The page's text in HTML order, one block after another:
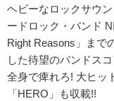
ヘビーなロックサウ
ードロック・バンド
Right Reasons」まで
した待望のバンドス
全身で痺れろ! 大ヒッ
「HERO」も収載!!